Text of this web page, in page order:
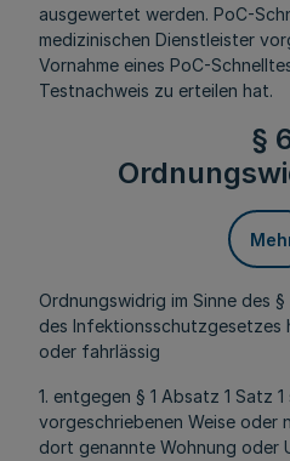
ausgewertet werden. PoC-
medizinischen Dienstleister
Vornahme eines PoC-
Testnachweis zu erteilen hat.
§
Ordnungswidrig im Sinne des
des Infektionsschutzgesetzes
oder fahrlässig
1. entgegen § 1 Absatz 1 Satz
vorgeschriebenen Weise oder
dort genannte Wohnung